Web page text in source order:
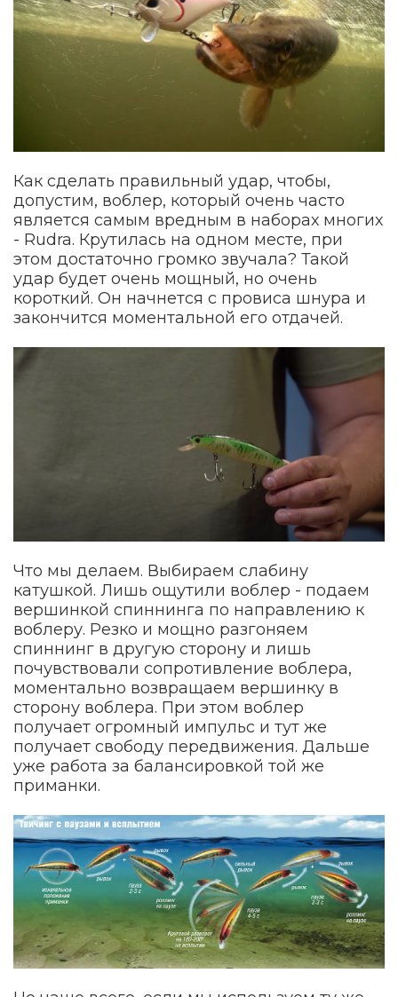
Как сделать правильный удар, чтобы,
допустим, воблер, который очень часто
является самым вредным в наборах многих
- Rudra. Крутилась на одном месте, при
этом достаточно громко звучала? Такой
удар будет очень мощный, но очень
короткий. Он начнется с провиса шнура и
закончится моментальной его отдачей.
Что мы делаем. Выбираем слабину
катушкой. Лишь ощутили воблер - подаем
вершинкой спиннинга по направлению к
воблеру. Резко и мощно разгоняем
спиннинг в другую сторону и лишь
почувствовали сопротивление воблера,
моментально возвращаем вершинку в
сторону воблера. При этом воблер
получает огромный импульс и тут же
получает свободу передвижения. Дальше
уже работа за балансировкой той же
приманки.